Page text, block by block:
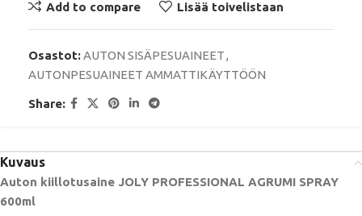
Add to compare Lisää toivelistaan
Osastot:AUTON SISÄPESUAINEET,
AUTONPESUAINEET AMMATTIKÄYTTÖÖN
Share:
Kuvaus
Auton kiillotusaine JOLY PROFESSIONAL AGRUMI SPRAY
600ml